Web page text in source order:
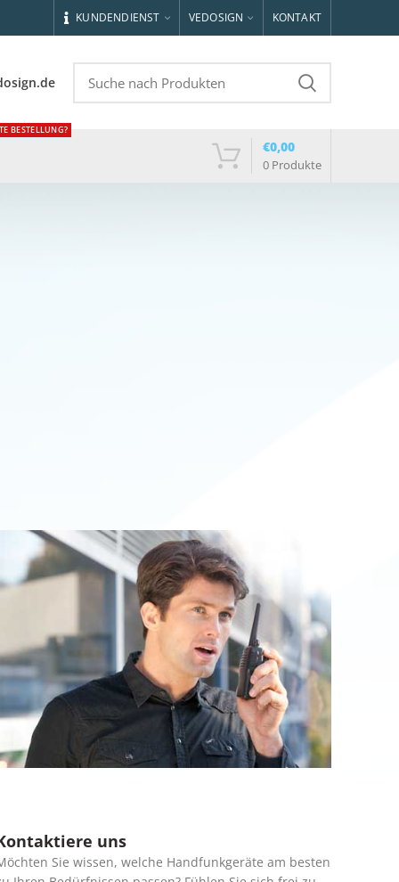
KUNDENDIENST VEDOSIGN KONTAKT
BESTELLUNG?
0 Produkte
€0,00
uns
Sie wissen, welche Handfunkgeräte am besten